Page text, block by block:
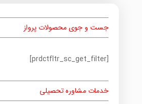
جست و جوی محصولات پرواز
[prdctfltr_sc_get_filter]
خدمات مشاوره تحصیلی